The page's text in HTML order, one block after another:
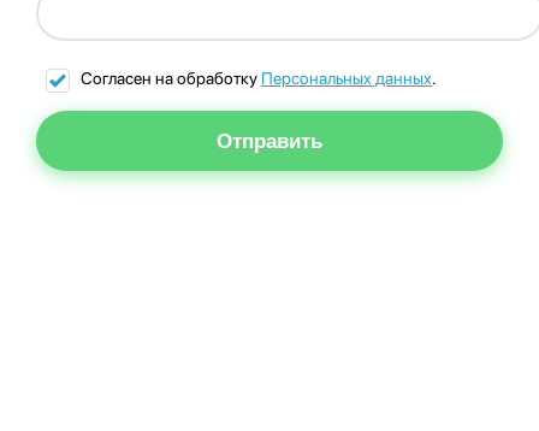
Согласен на обработку Персональных данных.
Отправить